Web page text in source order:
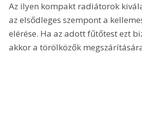
Az ilyen kompakt radiátorok
az elsődleges szempont a
elérése. Ha az adott fűtőtest ezt
akkor a törölközők